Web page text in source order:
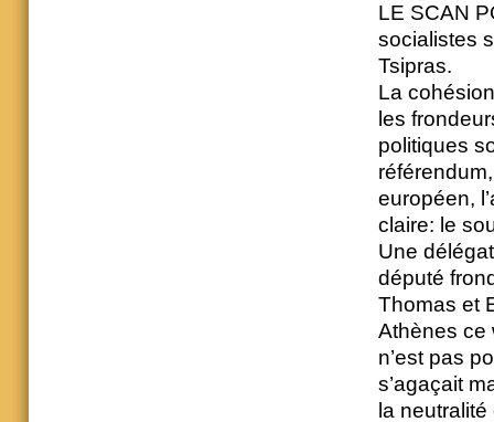
LE SCAN
socialistes
Tsipras.
La
les
politiques
européen,
claire: le
Une
député
Thomas et
Athènes ce
n’est pas
s’agaçait
la